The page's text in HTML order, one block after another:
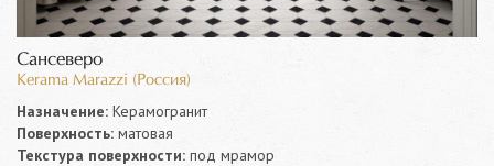
Сансеверо
Kerama Marazzi (Россия)
Назначение: Керамогранит
Поверхность: матовая
Текстура поверхности: под мрамор